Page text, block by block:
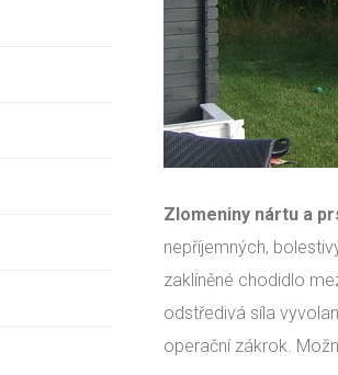
Zlomeniny nártu a
nepříjemných,
zaklíněné chodidlo
odstředivá síla
operační zákrok.